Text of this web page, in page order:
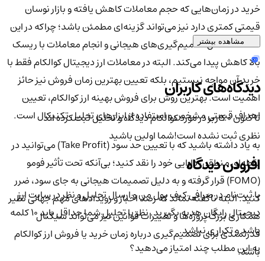
خرید در زمان‌هایی که حجم معاملات کاهش یافته و بازار نوسان
قیمتی کمتری دارد نیز می‌تواند گزینه‌ای مطمئن باشد؛ چراکه در این
حالت، احتمال تصمیم‌گیری‌های هیجانی و انجام معاملات با ریسک
بالا کاهش پیدا می‌کند. البته در معاملات ارز دیجیتال کوالکام فقط با
خرید آن مواجه نیستیم، بلکه تعیین بهترین زمان فروش نیز حائز
اهمیت است. بهترین روش برای فروش بهینه ارز کوالکام، تعیین
اهداف قیمتی مشخص و استفاده از ابزارهای تحلیل تکنیکال است.
به یاد داشته باشید که با تعیین حد سود (Take Profit) می‌توانید در
نقطه‌ای منطقی، دارایی خود را نقد کنید؛ بی‌آنکه تحت تأثیر فومو
(FOMO) قرار گرفته و به دلیل تصمیمات هیجانی به جای سود، ضرر
کنید. البته ناگفته نماند که رصد اخبار و رویدادهای مهم جهانی نظیر
همکاری بزرگ پروژه‌ها و تغییرات قوانین نیز می‌تواند سیگنال
قدرتمندی برای تصمیم‌گیری درباره زمان خرید یا فروش ارز کوالکام
باشد.
مشاهده بیشتر
دیدگاه‌های کاربران
تا کنون 0 کاربر در مورد کوالکامدیدگاه و تحلیل ثبت کرده اند
نظری ثبت نشده است!شما اولین باشید
افزودن دیدگاه
با ثبت‌نام در صرافی کیف پول من و ارسال تحلیل و نظر در سایت ارز
دیجیتال رایگان هدیه بگیرید. نظر یا تحلیل شما حداقل باید ۱۰ کلمه
باشد و تکراری نباشد.
به این مطلب چند امتیاز می‌دهید؟